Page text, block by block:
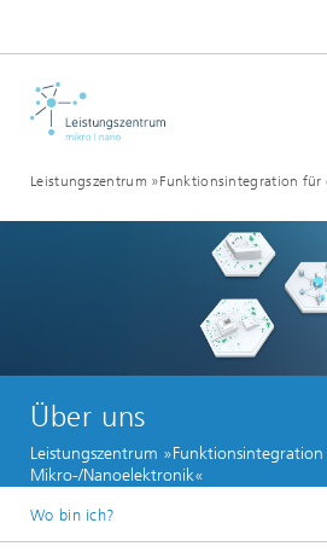
Leistungszentrum »Funktionsintegration
Über uns
Leistungszentrum
Mikro-/Nanoelektronik«
Wo bin ich?